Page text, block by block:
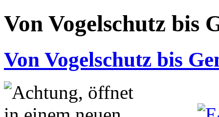
Von Vogelschutz bis
Von Vogelschutz bis